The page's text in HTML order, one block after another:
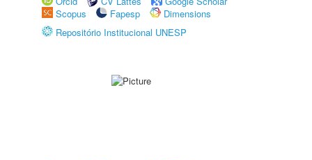
Scopus
Fapesp
Dimensions
Repositório Institucional UNESP